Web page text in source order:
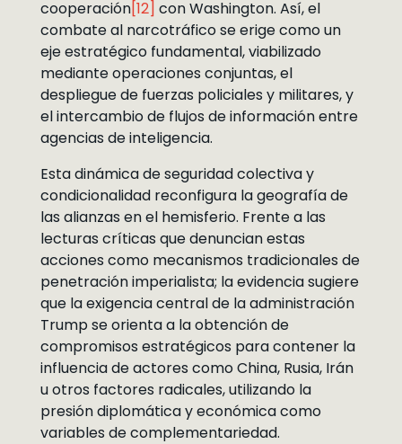
cooperación[12] con Washington. Así, el
combate al narcotráfico se erige como un
eje estratégico fundamental, viabilizado
mediante operaciones conjuntas, el
despliegue de fuerzas policiales y militares, y
el intercambio de flujos de información entre
agencias de inteligencia.
Esta dinámica de seguridad colectiva y
condicionalidad reconfigura la geografía de
las alianzas en el hemisferio. Frente a las
lecturas críticas que denuncian estas
acciones como mecanismos tradicionales de
penetración imperialista; la evidencia sugiere
que la exigencia central de la administración
Trump se orienta a la obtención de
compromisos estratégicos para contener la
influencia de actores como China, Rusia, Irán
u otros factores radicales, utilizando la
presión diplomática y económica como
variables de complementariedad.